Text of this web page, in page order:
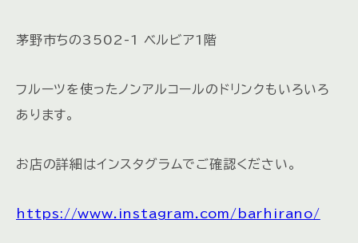
茅野市ちの3502-1 ベルビア1階
フルーツを使ったノンアルコールのドリンクもいろいろ
あります。
お店の詳細はインスタグラムでご確認ください。
https://www.instagram.com/barhirano/